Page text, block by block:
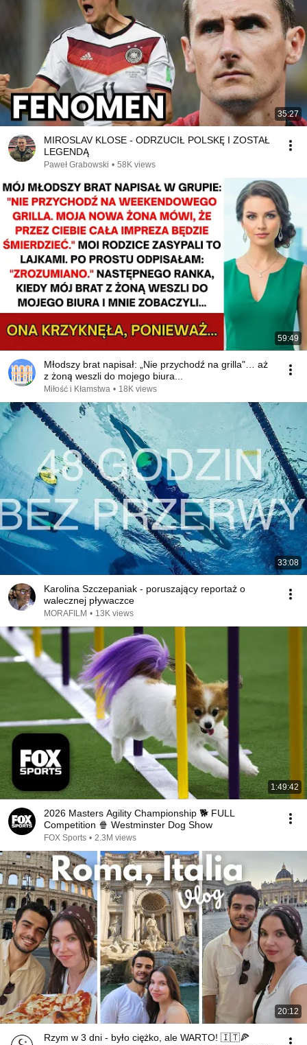
35:27
MIROSLAV KLOSE - ODRZUCIŁ POLSKĘ I ZOSTAŁ
LEGENDĄ
Paweł Grabowski • 58K views
59:49
Młodszy brat napisał: „Nie przychodź na grilla"… aż
z żoną weszli do mojego biura...
Miłość i Kłamstwa • 18K views
33:08
Karolina Szczepaniak - poruszający reportaż o
walecznej pływaczce
MORAFILM • 13K views
1:49:42
2026 Masters Agility Championship 🐕 FULL
Competition 🍿 Westminster Dog Show
FOX Sports • 2.3M views
20:12
Rzym w 3 dni - było ciężko, ale WARTO! 🇮🇹🍕